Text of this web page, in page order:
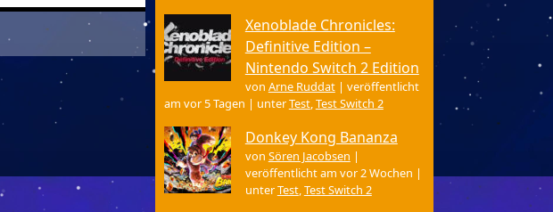
Xenoblade Chronicles:
Definitive Edition –
Nintendo Switch 2 Edition
von Arne Ruddat| veröffentlicht
am vor 5 Tagen | unterTest,Test Switch 2
Donkey Kong Bananza
von Sören Jacobsen |
veröffentlicht am vor 2 Wochen |
unterTest,Test Switch 2